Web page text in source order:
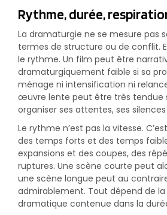
Rythme, durée,
La dramaturgie ne se mesure pas
termes de structure ou de conflit.
le rythme. Un film peut être
dramaturgiquement faible si sa
ménage ni intensification ni
œuvre lente peut être très tendue
organiser ses attentes, ses
Le rythme n’est pas la vitesse.
des temps forts et des temps
expansions et des coupes, des
ruptures. Une scène courte peut
une scène longue peut au
admirablement. Tout dépend de
dramatique contenue dans la